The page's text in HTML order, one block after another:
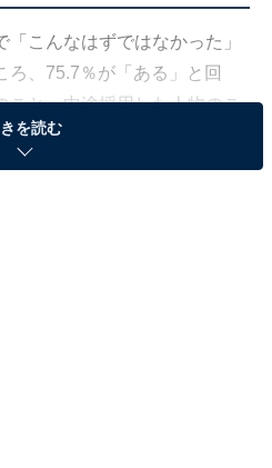
こんなはずではなかった」
ろ、75.7％が「ある」と回
と、中途採用した人物のこ
を読む